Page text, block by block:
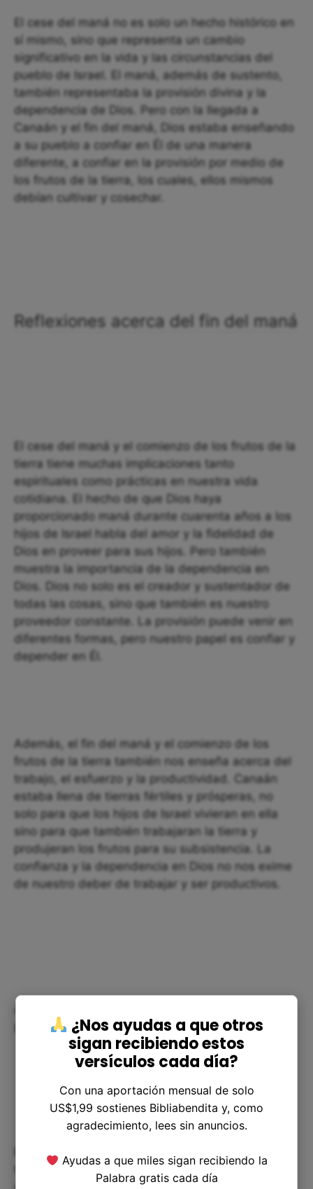
El cese del maná no es solo un hecho histórico en
sí mismo, sino que representa un cambio
significativo en la vida y las circunstancias del
pueblo de Israel. El maná, además de sustento,
también representaba la provisión divina y la
dependencia de Dios. Pero con la llegada a
Canaán y el fin del maná, Dios estaba enseñando
a su pueblo a confiar en Él de una manera
diferente, a confiar en la provisión por medio de
los frutos de la tierra, los cuales, ellos mismos
debían cultivar y cosechar.
Reflexiones acerca del fin del maná
El cese del maná y el comienzo de los frutos de la
tierra tiene muchas implicaciones tanto
espirituales como prácticas en nuestra vida
cotidiana. El hecho de que Dios haya
proporcionado maná durante cuarenta años a los
hijos de Israel habla del amor y la fidelidad de
Dios en proveer para sus hijos. Pero también
muestra la importancia de la dependencia en
Dios. Dios no solo es el creador y sustentador de
todas las cosas, sino que también es nuestro
proveedor constante. La provisión puede venir en
diferentes formas, pero nuestro papel es confiar y
depender en Él.
Además, el fin del maná y el comienzo de los
frutos de la tierra también nos enseña acerca del
trabajo, el esfuerzo y la productividad. Canaán
estaba llena de tierras fértiles y prósperas, no
solo para que los hijos de Israel vivieran en ella
sino para que también trabajaran la tierra y
produjeran los frutos para su subsistencia. La
confianza y la dependencia en Dios no nos exime
de nuestro deber de trabajar y ser productivos.
Aplicando el fin del maná en
nuestra vida
El fin del maná y el comienzo de los frutos de la
tierra tienen muchas aplicaciones en nuestra vida
¿Nos ayudas a que otros
sigan recibiendo estos
versículos cada día?
Con una aportación mensual de solo
US$1,99 sostienes Bibliabendita y, como
agradecimiento, lees sin anuncios.
Ayudas a que miles sigan recibiendo la
Palabra gratis cada día